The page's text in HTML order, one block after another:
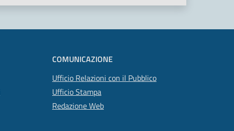
COMUNICAZIONE
Ufficio Relazioni con il Pubblico
Ufficio Stampa
Redazione Web